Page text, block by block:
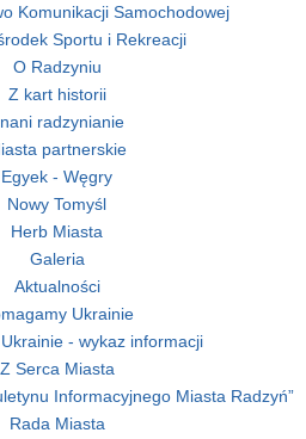
Komunikacji Samochodowej
Sportu i Rekreacji
O Radzyniu
Z kart historii
radzynianie
partnerskie
Egyek - Węgry
Nowy Tomyśl
Herb Miasta
Galeria
Aktualności
Ukrainie
- wykaz informacji
Z Serca Miasta
Informacyjnego Miasta Radzyń”
Rada Miasta